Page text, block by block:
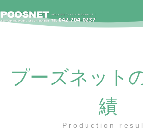
プーズネット
績
Production